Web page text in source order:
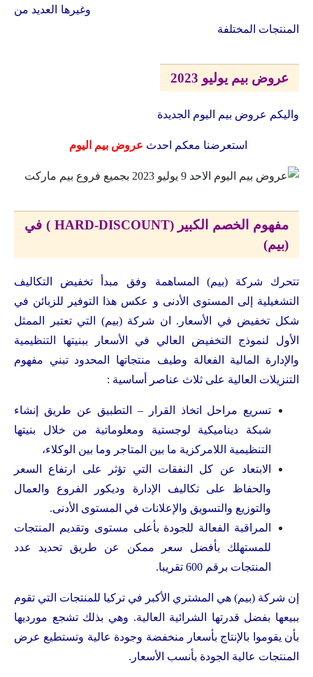
وغيرها العديد من
المنتجات المختلفة
عروض بيم يوليو 2023
واليكم عروض بيم اليوم الجديدة
استعرضنا معكم احدث عروض بيم اليوم
مفهوم الخصم الكبير (HARD-DISCOUNT ) في
(بيم)
تتحرك شركة (بيم) المساهمة وفق مبدأ تخفيض التكاليف
التشغيلية إلى المستوى الأدنى و عكس هذا التوفير للزبائن في
شكل تخفيض في الأسعار. ان شركة (بيم) التي تعتبر الممثل
الأول لنموذج التخفيض العالي في الأسعار ببنيتها التنظيمية
والإدارة المالية الفعالة وطيف منتجاتها المحدود تبني مفهوم
التنزيلات العالية على ثلاث عناصر أساسية :
تسريع مراحل اتخاذ القرار – التطبيق عن طريق إنشاء
شبكة ديناميكية لوجستية ومعلوماتية من خلال بنيتها
التنظيمية اللامركزية ما بين المتاجر وما بين الوكلاء،
الابتعاد عن كل النفقات التي تؤثر على ارتفاع السعر
والحفاظ على تكاليف الإدارة وديكور الفروع والعمال
والتوزيع والتسويق والإعلانات في المستوى الأدنى.
المراقبة الفعالة للجودة بأعلى مستوى وتقديم المنتجات
للمستهلك بأفضل سعر ممكن عن طريق تحديد عدد
المنتجات برقم 600 تقريبا.
إن شركة (بيم) هي المشتري الأكبر في تركيا للمنتجات التي تقوم
ببيعها بفضل قدرتها الشرائية العالية. وهي بذلك تشجع مورديها
بأن يقوموا بالإنتاج بأسعار منخفضة وجودة عالية وتستطيع عرض
المنتجات عالية الجودة بأنسب الأسعار.